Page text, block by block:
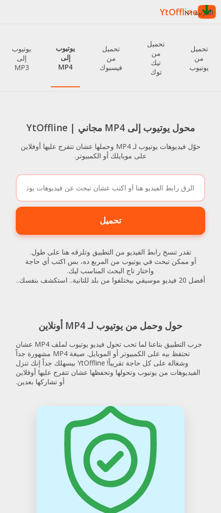
YtOfflineالعربية
تحميل
من
يوتيوب
تحميل
من
تيك
توك
تحميل
من
فيسبوك
يوتيوب
إلى
MP4
يوتيوب
إلى
MP3
محول يوتيوب إلى MP4 مجاني | YtOffline
حوّل فيديوهات يوتيوب لـ MP4 وحملها عشان تتفرج عليها أوفلاين
على موبايلك أو الكمبيوتر.
تحميل
تقدر تنسخ رابط الفيديو من التطبيق وتلزقه هنا على طول.
أو ممكن تبحث في يوتيوب من المربع ده، بس اكتب أي حاجة
واختار تاج البحث المناسب ليك.
أفضل 20 فيديو موسيقي بيختلفوا من بلد للتانية.. استكشف بنفسك..
حول وحمل من يوتيوب لـ MP4 أونلاين
جرب التطبيق بتاعنا لما تحب تحول فيديو يوتيوب لملف MP4 عشان
تحتفظ بيه على الكمبيوتر أو الموبايل. صيغة MP4 مشهورة جداً
وشغالة على كل حاجة تقريباً! YtOffline بيسهلك جداً إنك تنزل
الفيديوهات من يوتيوب وتحولها وتحفظها عشان تتفرج عليها أوفلاين
أو تشاركها بعدين.